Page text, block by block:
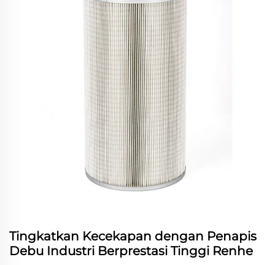
Tingkatkan Kecekapan dengan Penapis
Debu Industri Berprestasi Tinggi Renhe